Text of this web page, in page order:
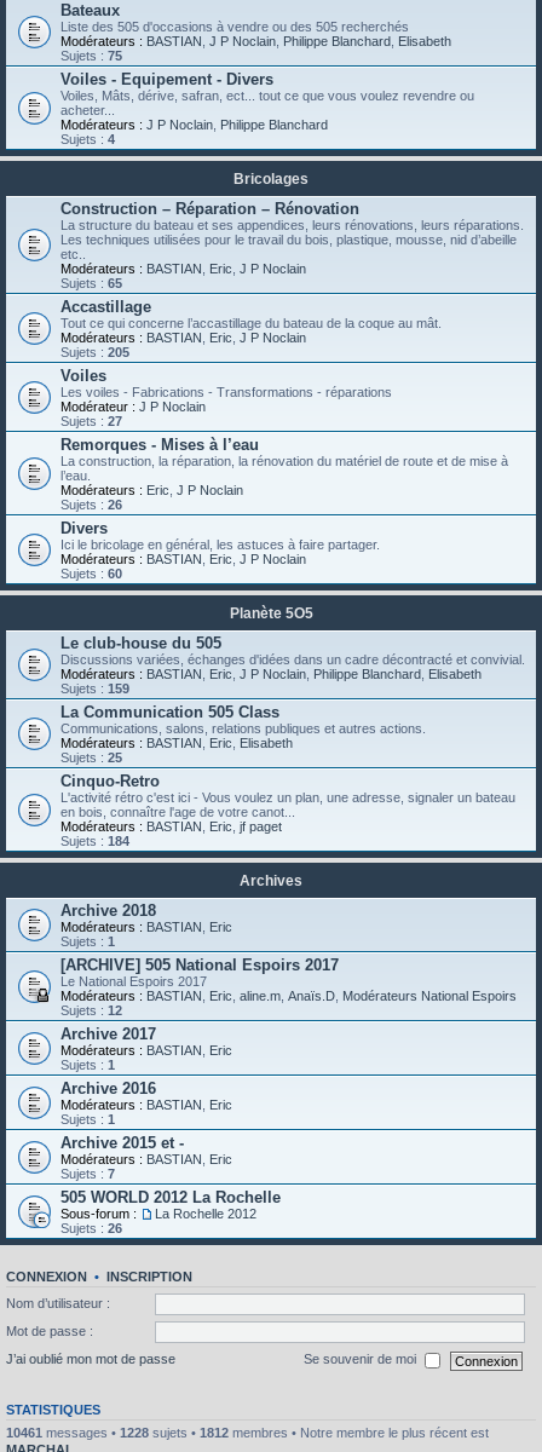
Bateaux
Liste des 505 d'occasions à vendre ou des 505 recherchés
Modérateurs : BASTIAN J P Noclain Philippe Blanchard Elisabeth
Sujets : 75
Voiles - Equipement - Divers
Voiles, Mâts, dérive, safran, ect... tout ce que vous voulez revendre ou
acheter...
Modérateurs : J P Noclain Philippe Blanchard
Sujets : 4
Bricolages
Construction – Réparation – Rénovation
La structure du bateau et ses appendices, leurs rénovations, leurs réparations.
Les techniques utilisées pour le travail du bois, plastique, mousse, nid d’abeille
etc..
Modérateurs : BASTIAN Eric J P Noclain
Sujets : 65
Accastillage
Tout ce qui concerne l’accastillage du bateau de la coque au mât.
Modérateurs : BASTIAN Eric J P Noclain
Sujets : 205
Voiles
Les voiles - Fabrications - Transformations - réparations
Modérateur : J P Noclain
Sujets : 27
Remorques - Mises à l’eau
La construction, la réparation, la rénovation du matériel de route et de mise à
l’eau.
Modérateurs : Eric J P Noclain
Sujets : 26
Divers
Ici le bricolage en général, les astuces à faire partager.
Modérateurs : BASTIAN Eric J P Noclain
Sujets : 60
Planète 5O5
Le club-house du 505
Discussions variées, échanges d'idées dans un cadre décontracté et convivial.
Modérateurs : BASTIAN Eric J P Noclain Philippe Blanchard Elisabeth
Sujets : 159
La Communication 505 Class
Communications, salons, relations publiques et autres actions.
Modérateurs : BASTIAN Eric
Elisabeth
Sujets : 25
Cinquo-Retro
L'activité rétro c'est ici - Vous voulez un plan, une adresse, signaler un bateau
en bois, connaître l'age de votre canot...
Modérateurs : BASTIAN Eric jf paget
Sujets : 184
Archives
Archive 2018
Modérateurs : BASTIAN
Eric
Sujets : 1
[ARCHIVE] 505 National Espoirs 2017
Le National Espoirs 2017
Modérateurs : BASTIAN Eric aline.m Anaïs.D Modérateurs National Espoirs
Sujets : 12
Archive 2017
Modérateurs : BASTIAN
Eric
Sujets : 1
Archive 2016
Modérateurs : BASTIAN
Eric
Sujets : 1
Archive 2015 et -
Modérateurs : BASTIAN
Eric
Sujets : 7
505 WORLD 2012 La Rochelle
Sous-forum :
La Rochelle 2012
Sujets : 26
CONNEXION • INSCRIPTION
Nom d’utilisateur :
Mot de passe :
J’ai oublié mon mot de passe
Se souvenir de moi
STATISTIQUES
10461 messages • 1228 sujets • 1812 membres • Notre membre le plus récent est